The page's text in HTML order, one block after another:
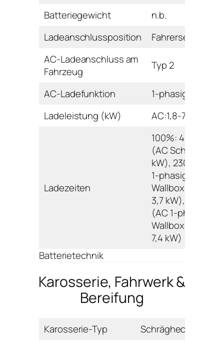
Batteriegewicht
n.b.
Ladeanschlussposition
Fahrerseite
AC-Ladeanschluss am
Fahrzeug
Typ 2
AC-Ladefunktion
1-phasig
Ladeleistung (kW)
AC:1,8-7,4
Ladezeiten
100%: 425 min.
(AC Schuko 1,8
kW), 230 min.
1-phasig
Wallbox/
3,7 kW), 115 min.
(AC 1-phasig
Wallbox/
7,4 kW)
Batterietechnik
Karosserie, Fahrwerk &
Bereifung
Karosserie-Typ
Schrägheck